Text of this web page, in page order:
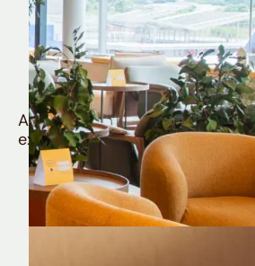
Quem é
muito
Aproveite todos os benefícios
exclusivas da sua Conta